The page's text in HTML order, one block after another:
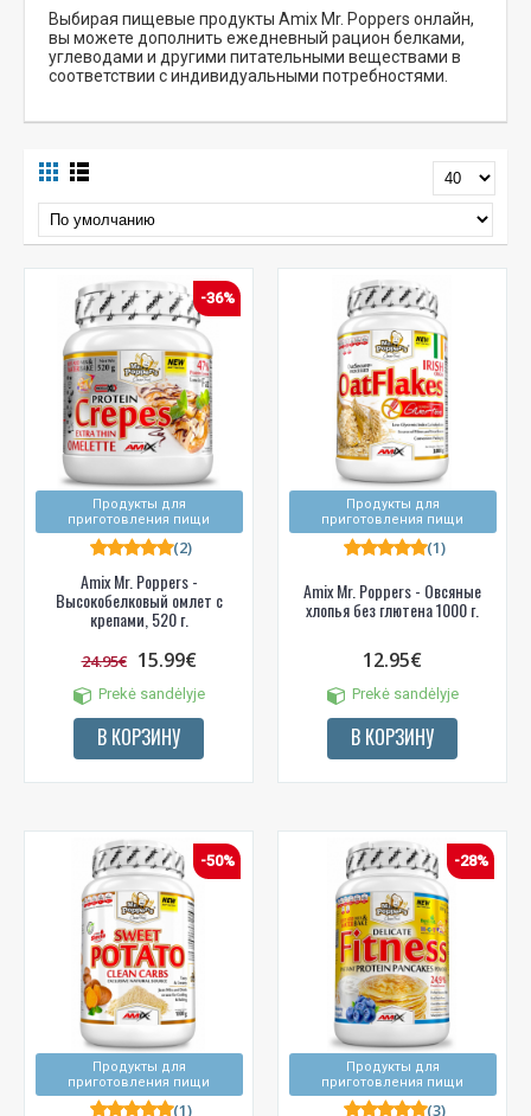
Выбирая пищевые продукты Amix Mr. Poppers онлайн,
вы можете дополнить ежедневный рацион белками,
углеводами и другими питательными веществами в
соответствии с индивидуальными потребностями.
Продукты для
приготовления пищи
-36%
Amix Mr. Poppers -
Высокобелковый омлет с
крепами, 520 г.
(2)
24.95€ 15.99€
Prekė sandėlyje
В КОРЗИНУ
Продукты для
приготовления пищи
Amix Mr. Poppers - Овсяные
хлопья без глютена 1000 г.
(1)
12.95€
Prekė sandėlyje
В КОРЗИНУ
Продукты для
приготовления пищи
-50%
(1)
Продукты для
приготовления пищи
-28%
(3)